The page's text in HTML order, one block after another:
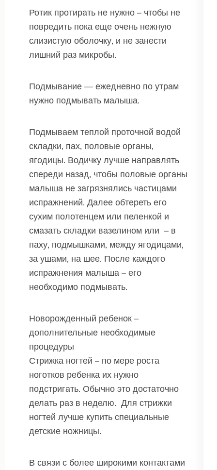
Ротик протирать не нужно – чтобы не
повредить пока еще очень нежную
слизистую оболочку, и не занести
лишний раз микробы.
Подмывание — ежедневно по утрам
нужно подмывать малыша.
Подмываем теплой проточной водой
складки, пах, половые органы,
ягодицы. Водичку лучше направлять
спереди назад, чтобы половые органы
малыша не загрязнялись частицами
испражнений. Далее обтереть его
сухим полотенцем или пеленкой и
смазать складки вазелином или – в
паху, подмышками, между ягодицами,
за ушами, на шее. После каждого
испражнения малыша – его
необходимо подмывать.
Новорожденный ребенок –
дополнительные необходимые
процедуры
Стрижка ногтей – по мере роста
ноготков ребенка их нужно
подстригать. Обычно это достаточно
делать раз в неделю. Для стрижки
ногтей лучше купить специальные
детские ножницы.
В связи с более широкими контактами